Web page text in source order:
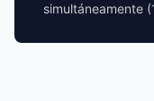
simultáneamente